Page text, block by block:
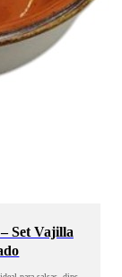
Set Vajilla